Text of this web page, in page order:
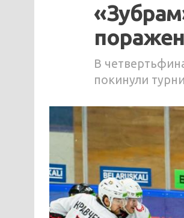
В
покинули